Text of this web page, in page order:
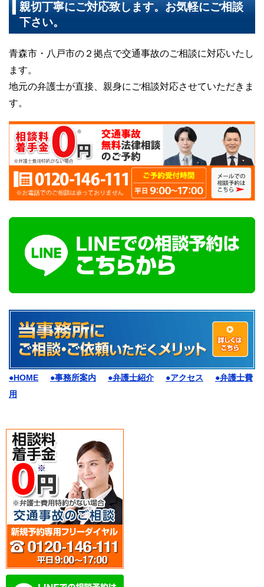
親切丁寧にご対応致します。お気軽にご相談
下さい。
青森市・八戸市の２拠点で交通事故のご相談に対応いたし
ます。
地元の弁護士が直接、親身にご相談対応させていただきま
す。
●HOME ●事務所案内 ●弁護士紹介 ●アクセス
●弁護士費
用